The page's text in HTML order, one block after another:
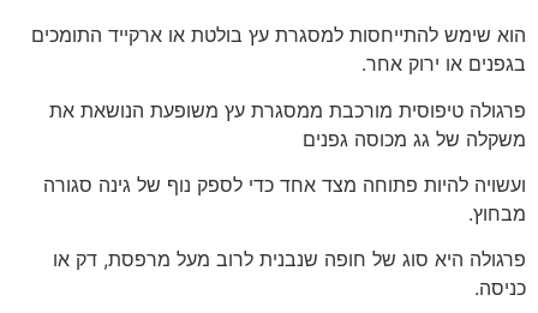
הוא שימש להתייחסות למסגרת עץ בולטת או ארקייד התומכים
בגפנים או ירוק אחר.
פרגולה טיפוסית מורכבת ממסגרת עץ משופעת הנושאת את
משקלה של גג מכוסה גפנים
ועשויה להיות פתוחה מצד אחד כדי לספק נוף של גינה סגורה
מבחוץ.
פרגולה היא סוג של חופה שנבנית לרוב מעל מרפסת, דק או
כניסה.